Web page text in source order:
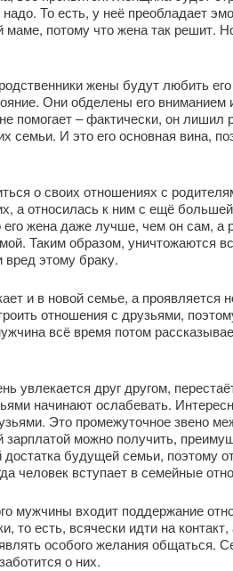
То есть, у неё преобладает
потому что жена так решит.
жены будут любить
Они обделены его
помогает – фактически, он лишил
семьи. И это его основная вина,
о своих отношениях с
а относилась к ним с ещё
его жена даже лучше, чем он сам,
Таким образом, уничтожаются
вред этому браку.
и в новой семье, а проявляется
отношения с друзьями,
всё время потом
увлекается друг другом,
начинают ослабевать.
Это промежуточное звено
можно получить,
будущей семьи, поэтому
человек вступает в семейные
мужчины входит поддержание
то есть, всячески идти на
особого желания общаться.
о них.